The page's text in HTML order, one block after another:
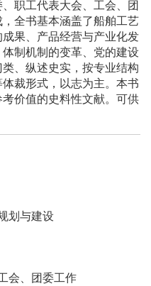
职工代表大会、工会、团
全书基本涵盖了船舶工艺
果、产品经营与产业化发
制机制的变革、党的建设
、纵述史实，按专业结构
裁形式，以志为主。本书
价值的史料性文献。可供
划与建设
会、团委工作